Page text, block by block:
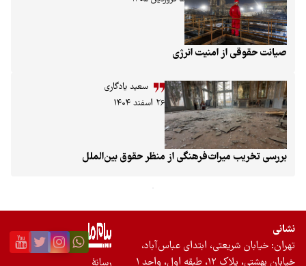
صیانت حقوقی از امنیت انرژی
سعید یادگاری
۲۶ اسفند ۱۴۰۴
بررسی تخریب میراث‌فرهنگی از منظر حقوق بین‌الملل
نشانی
تهران: خیابان شریعتی، ابتدای عباس‌آباد،
خیابان بهشتی، پلاک ۱۲، طبقه اول، واحد ۱